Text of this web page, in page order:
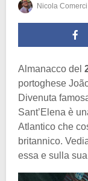
Nicola Comerci
Almanacco del
portoghese
Divenuta
Sant’Elena è
Atlantico che
britannico.
essa e sulla